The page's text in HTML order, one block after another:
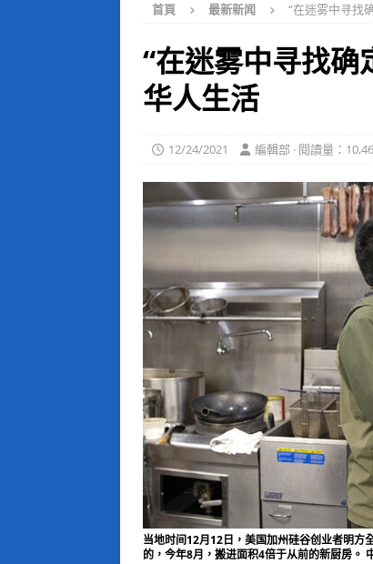
首頁 最新新闻 “在迷雾中寻找
“在迷雾中寻找
华人生活
12/24/2021 編輯部 · 閱讀量：
当地时间12月12日，美国加州硅谷创业者明方
的，今年8月，搬进面积4倍于从前的新厨房。